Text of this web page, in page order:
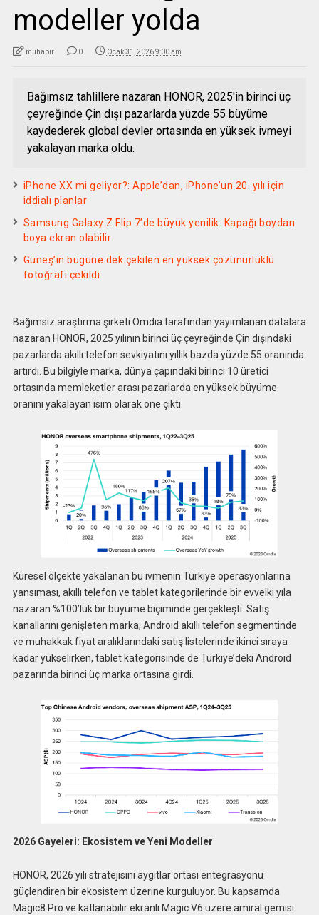
modeller yolda
muhabir 0 Ocak 31, 2026 9:00 am
Bağımsız tahlillere nazaran HONOR, 2025'in birinci üç
çeyreğinde Çin dışı pazarlarda yüzde 55 büyüme
kaydederek global devler ortasında en yüksek ivmeyi
yakalayan marka oldu.
iPhone XX mi geliyor?: Apple’dan, iPhone’un 20. yılı için
iddialı planlar
Samsung Galaxy Z Flip 7’de büyük yenilik: Kapağı boydan
boya ekran olabilir
Güneş’in bugüne dek çekilen en yüksek çözünürlüklü
fotoğrafı çekildi
Bağımsız araştırma şirketi Omdia tarafından yayımlanan datalara
nazaran HONOR, 2025 yılının birinci üç çeyreğinde Çin dışındaki
pazarlarda akıllı telefon sevkiyatını yıllık bazda yüzde 55 oranında
artırdı. Bu bilgiyle marka, dünya çapındaki birinci 10 üretici
ortasında memleketler arası pazarlarda en yüksek büyüme
oranını yakalayan isim olarak öne çıktı.
Küresel ölçekte yakalanan bu ivmenin Türkiye operasyonlarına
yansıması, akıllı telefon ve tablet kategorilerinde bir evvelki yıla
nazaran %100’lük bir büyüme biçiminde gerçekleşti. Satış
kanallarını genişleten marka; Android akıllı telefon segmentinde
ve muhakkak fiyat aralıklarındaki satış listelerinde ikinci sıraya
kadar yükselirken, tablet kategorisinde de Türkiye’deki Android
pazarında birinci üç marka ortasına girdi.
2026 Gayeleri: Ekosistem ve Yeni Modeller
HONOR, 2026 yılı stratejisini aygıtlar ortası entegrasyonu
güçlendiren bir ekosistem üzerine kurguluyor. Bu kapsamda
Magic8 Pro ve katlanabilir ekranlı Magic V6 üzere amiral gemisi